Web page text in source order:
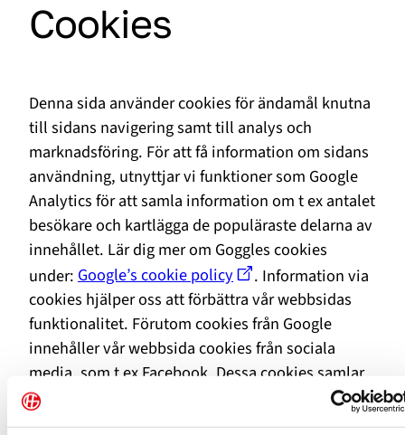
Cookies
Denna sida använder cookies för ändamål knutna
till sidans navigering samt till analys och
marknadsföring. För att få information om sidans
användning, utnyttjar vi funktioner som Google
Analytics för att samla information om t ex antalet
besökare och kartlägga de populäraste delarna av
innehållet. Lär dig mer om Goggles cookies
under:Google’s cookie policy
. Information via
cookies hjälper oss att förbättra vår webbsidas
funktionalitet. Förutom cookies från Google
innehåller vår webbsida cookies från sociala
media, som t ex Facebook. Dessa cookies samlar
in information om t ex användarens intressen. På
så sätt blir det möjligt för oss att rikta vår